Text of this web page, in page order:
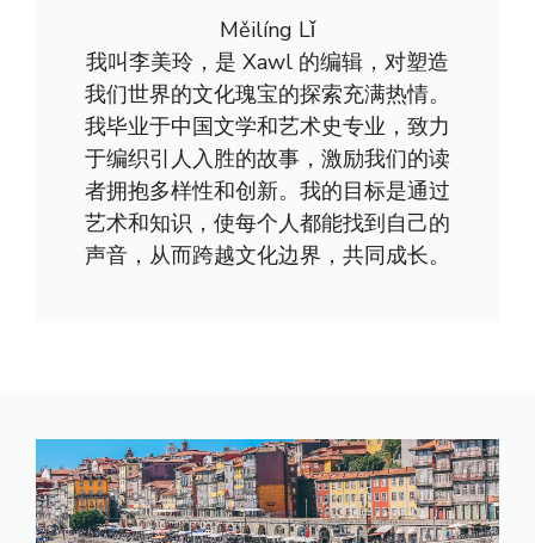
Měilíng Lǐ
我叫李美玲，是 Xawl 的编辑，对塑造
我们世界的文化瑰宝的探索充满热情。
我毕业于中国文学和艺术史专业，致力
于编织引人入胜的故事，激励我们的读
者拥抱多样性和创新。我的目标是通过
艺术和知识，使每个人都能找到自己的
声音，从而跨越文化边界，共同成长。